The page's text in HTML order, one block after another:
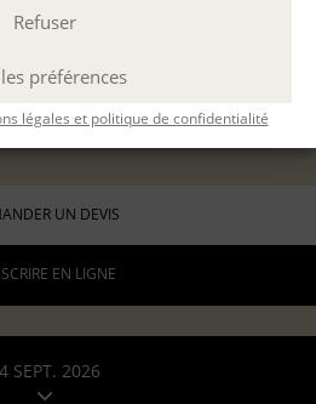
Refuser
préférences
légales et politique de confidentialité
D'ÉCRITURE
UN DEVIS
EN LIGNE
SEPT. 2026